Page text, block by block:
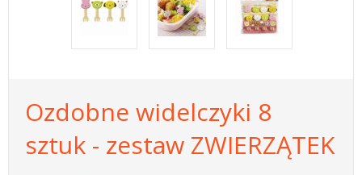
Ozdobne widelczyki 8
sztuk - zestaw ZWIERZĄTEK